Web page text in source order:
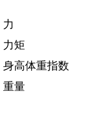
力
力矩
身高体重指数
重量